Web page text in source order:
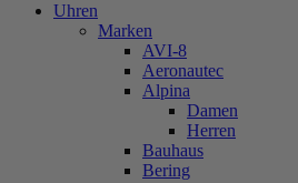
Uhren
Marken
AVI-8
Aeronautec
Alpina
Damen
Herren
Bauhaus
Bering